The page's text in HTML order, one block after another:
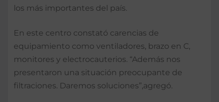
los más importantes del país.
En este centro constató carencias de
equipamiento como ventiladores, brazo en C,
monitores y electrocauterios. “Además nos
presentaron una situación preocupante de
filtraciones. Daremos soluciones”,agregó.